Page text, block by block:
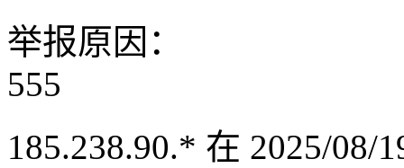
举报原因：
555
185.238.90.* 在 2025/08/